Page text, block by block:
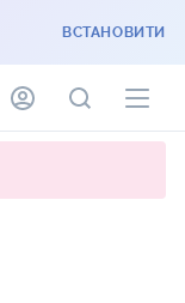
ВСТАНОВИТИ